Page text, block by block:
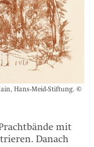
Hans-Meid-Stiftung. ©
mit
Danach